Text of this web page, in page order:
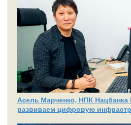
Асель Марченко, НПК Нацбанка
развиваем цифровую